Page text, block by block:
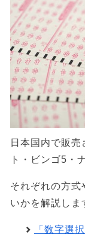
日本国内で販
ト・ビンゴ5・
それぞれの方式
いかを解説しま
「数字選